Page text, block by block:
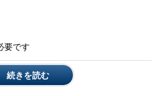
る」を参照していただきたい。
要です
続きを読む